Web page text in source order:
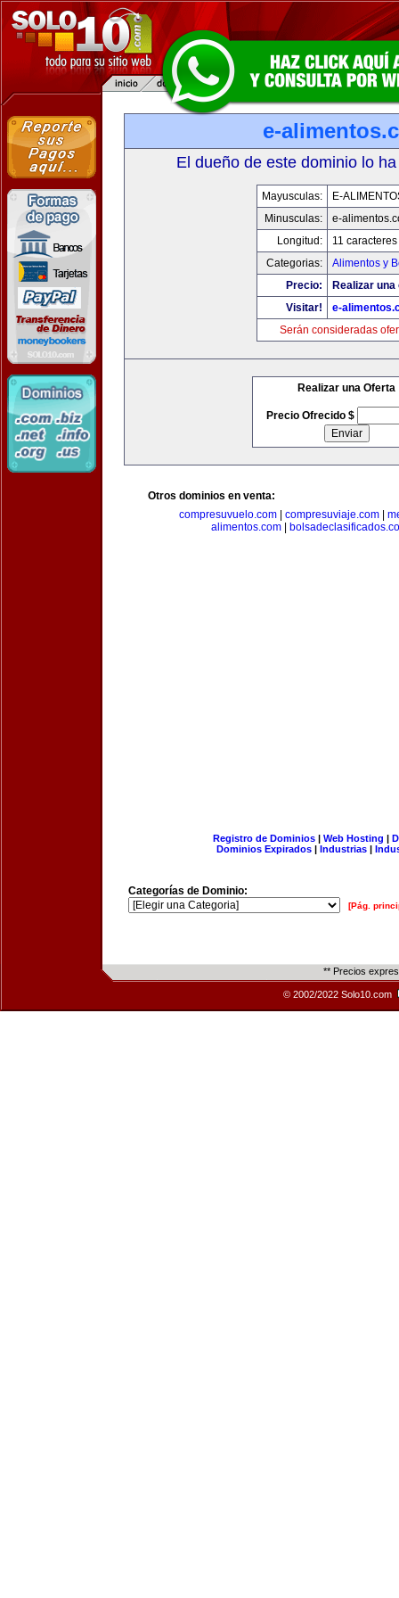
e-
El dueño de este dominio lo
Mayusculas:
E-
Minusculas:
e-
Longitud:
11 caracteres
Categorias:
Alimentos y
Precio:
Realizar
Visitar!
e-
Serán consideradas
Realizar una Oferta
Precio Ofrecido $
Otros dominios en venta:
compresuvuelo.com
compresuviaje.com
alimentos.com
Registro de Dominios| Web Hosting |
Dominios Expirados | Industrias |
Categorías de Dominio:
[Pág.
** Precios
© 2002/2022 Solo10.com